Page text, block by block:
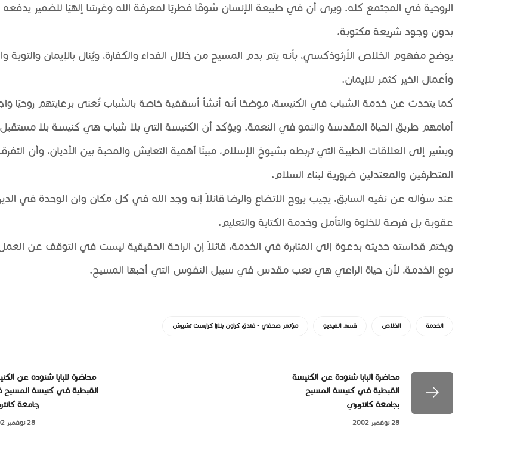
الروحية في المجتمع كله. ويرى أن في طبيعة الإنسان شوقًا فطريًا لمعرفة الله وغرسًا إلهيًا للضمير يدفعه
بدون وجود شريعة مكتوبة.
يوضح مفهوم الخلاص الأرثوذكسي، بأنه يتم بدم المسيح من خلال الفداء والكفارة، ويُنال بالإيمان والتوبة
وأعمال الخير كثمر للإيمان.
كما يتحدث عن خدمة الشباب في الكنيسة، موضحًا أنه أنشأ أسقفية خاصة بالشباب تُعنى برعايتهم روحيًا
أمامهم طريق الحياة المقدسة والنمو في النعمة. ويؤكد أن الكنيسة التي بلا شباب هي كنيسة بلا
ويشير إلى العلاقات الطيبة التي تربطه بشيوخ الإسلام، مبينًا أهمية التعايش والمحبة بين الأديان، وأن
المتطرفين والمعتدلين ضرورية لبناء السلام.
عند سؤاله عن نفيه السابق، يجيب بروح الاتضاع والرضا قائلاً إنه وجد الله في كل مكان وإن الوحدة في
عقوبة بل فرصة للخلوة والتأمل وخدمة الكتابة والتعليم.
ويختم قداسته حديثه بدعوة إلى المثابرة في الخدمة، قائلاً إن الراحة الحقيقية ليست في التوقف عن
نوع الخدمة، لأن حياة الراعي هي تعب مقدس في سبيل النفوس التي أحبها المسيح.
الخدمة الخلاص قسم الفيديو مؤتمر صحفي - فندق كراون بلازا كرايست تشيرش
محاضرة البابا شنودة عن الكنيسة
القبطية في كنيسة المسيح
بجامعة كانتربري
28 نوفمبر 2002
محاضرة للبابا شنوده عن
القبطية في كنيسة
جامعة
28 نوفمبر 2002